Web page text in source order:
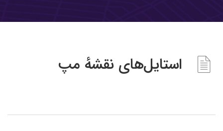
استایل‌های نقشهٔ مپ